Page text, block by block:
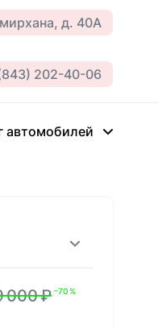
д. 40А
202-40-06
автомобилей
000 ₽ –70 %